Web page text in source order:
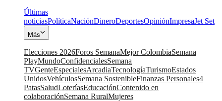
Últimas
noticiasPolíticaNaciónDineroDeportesOpiniónImpresaJet Set
Más
Elecciones 2026Foros SemanaMejor ColombiaSemana
PlayMundoConfidencialesSemana
TVGenteEspecialesArcadiaTecnologíaTurismoEstados
UnidosVehículosSemana SostenibleFinanzas Personales4
PatasSaludLoteríasEducaciónContenido en
colaboraciónSemana RuralMujeres